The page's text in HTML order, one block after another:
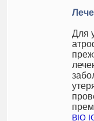
Для
BIO